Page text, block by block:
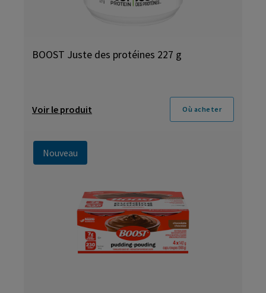
BOOST Juste des protéines 227 g
Voir le produit Où acheter
Nouveau